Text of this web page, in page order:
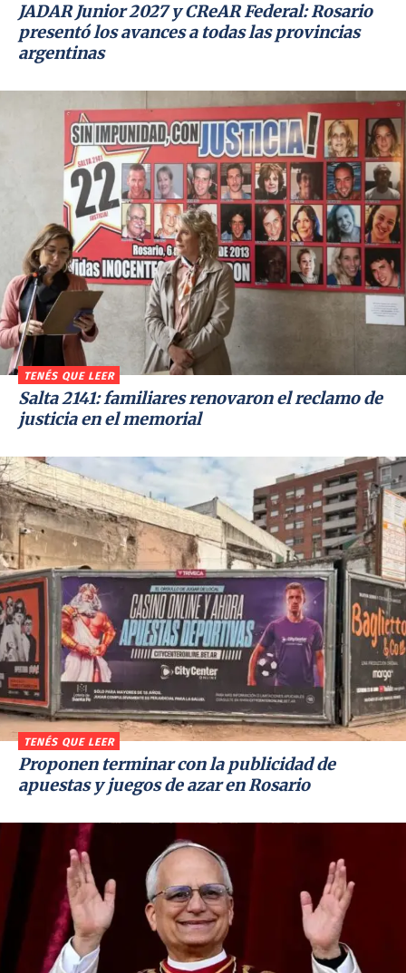
JADAR Junior 2027 y CReAR Federal: Rosario
presentó los avances a todas las provincias
argentinas
TENÉS QUE LEER
Salta 2141: familiares renovaron el reclamo de
justicia en el memorial
TENÉS QUE LEER
Proponen terminar con la publicidad de
apuestas y juegos de azar en Rosario